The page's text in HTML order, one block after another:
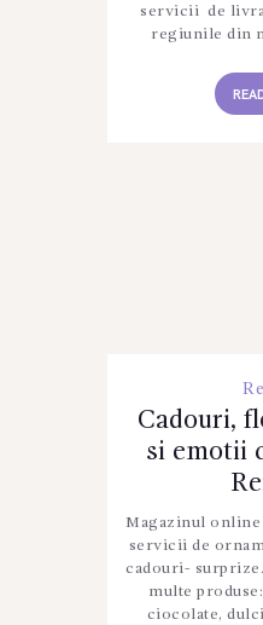
servicii de
regiunile din
Cadouri,
si emotii
Magazinul online
servicii de
cadouri-
multe
ciocolate,